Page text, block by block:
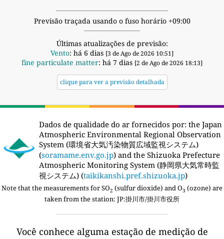
Previsão traçada usando o fuso horário +09:00
Últimas atualizações de previsão:
Vento: há 6 dias [3 de Ago de 2026 10:51]
fine particulate matter: há 7 dias [2 de Ago de 2026 18:13]
clique para ver a previsão detalhada
Dados de qualidade do ar fornecidos por: the Japan
Atmospheric Environmental Regional Observation
System (環境省大気汚染物質広域監視システム)
(soramame.env.go.jp) and the Shizuoka Prefecture
Atmospheric Monitoring System (静岡県大気常時監
視システム) (taikikanshi.pref.shizuoka.jp)
Note that the measurements for SO2 (sulfur dioxide) and O3 (ozone) are
taken from the station: JP:掛川市/掛川市役所
Você conhece alguma estação de medição de